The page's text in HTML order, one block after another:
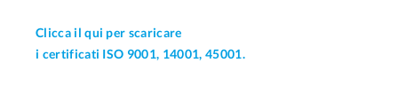
Clicca il qui per scaricare
i certificati ISO 9001, 14001, 45001.